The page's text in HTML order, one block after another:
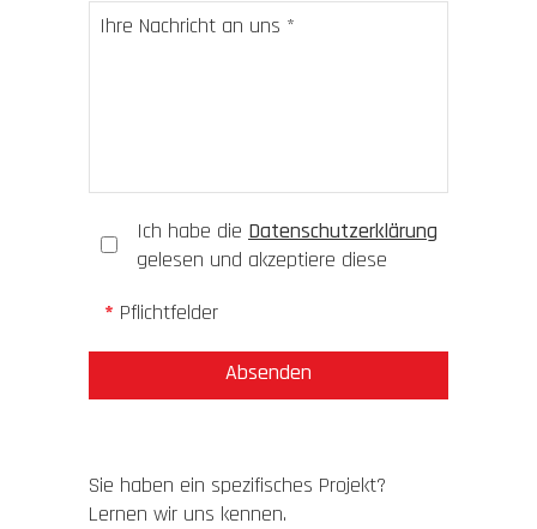
Ich habe die Datenschutzerklärung
gelesen und akzeptiere diese
* Pflichtfelder
Sie haben ein spezifisches Projekt?
Lernen wir uns kennen.